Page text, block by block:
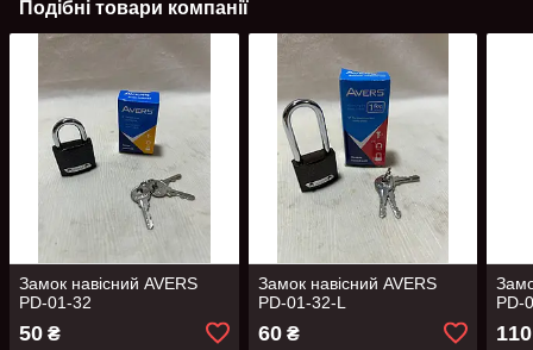
Подібні товари компанії
Замок навісний AVERS
PD-01-32
50 ₴
Замок навісний AVERS
PD-01-32-L
60₴
PD-
110